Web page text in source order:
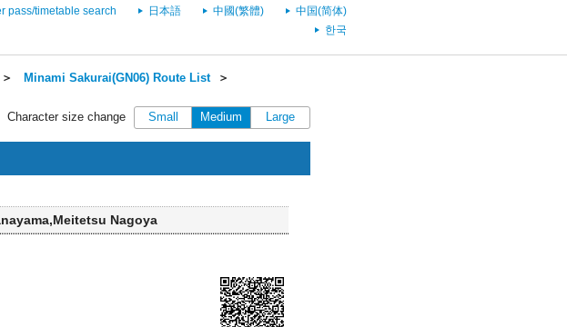
pass/timetable search 日本語 中國(繁體)
中国(简体)
한국
＞ Minami Sakurai(GN06) Route List＞
Character size change
Small Medium Large
Nagoya